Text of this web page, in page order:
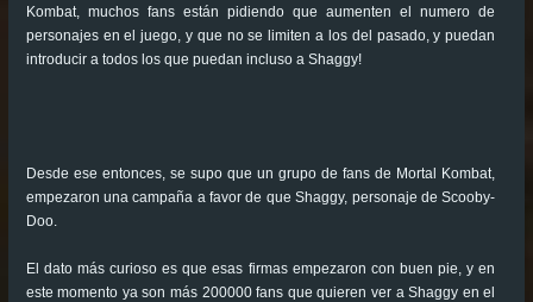
Kombat, muchos fans están pidiendo que aumenten el numero de
personajes en el juego, y que no se limiten a los del pasado, y puedan
introducir a todos los que puedan incluso a Shaggy!
Desde ese entonces, se supo que un grupo de fans de Mortal Kombat,
empezaron una campaña a favor de que Shaggy, personaje de Scooby-
Doo.
El dato más curioso es que esas firmas empezaron con buen pie, y en
este momento ya son más 200000 fans que quieren ver a Shaggy en el